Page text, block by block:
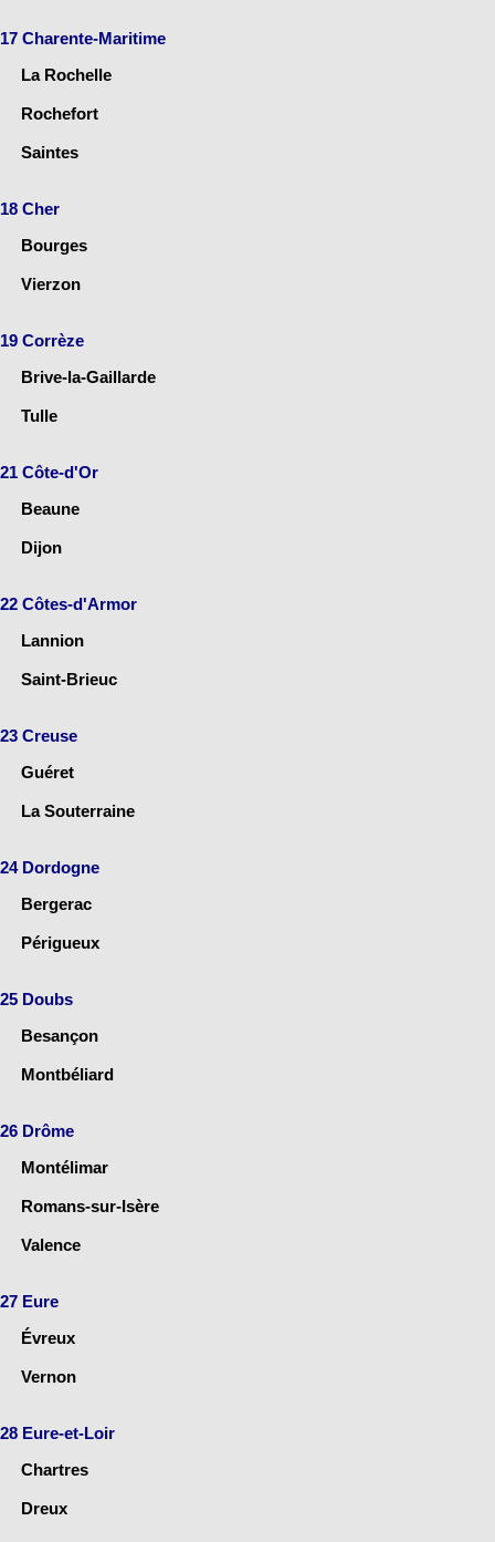
17 Charente-Maritime
La Rochelle
Rochefort
Saintes
18 Cher
Bourges
Vierzon
19 Corrèze
Brive-la-Gaillarde
Tulle
21 Côte-d'Or
Beaune
Dijon
22 Côtes-d'Armor
Lannion
Saint-Brieuc
23 Creuse
Guéret
La Souterraine
24 Dordogne
Bergerac
Périgueux
25 Doubs
Besançon
Montbéliard
26 Drôme
Montélimar
Romans-sur-Isère
Valence
27 Eure
Évreux
Vernon
28 Eure-et-Loir
Chartres
Dreux